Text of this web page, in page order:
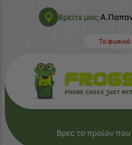
Βρείτε μας:
Το φυσικό
Βρες το προϊόν που